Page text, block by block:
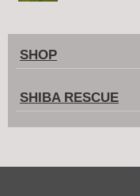
SHOP
SHIBA RESCUE